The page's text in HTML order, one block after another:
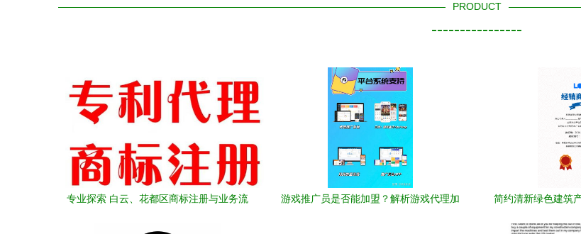
PRODUCT
----------------
专业探索 白云、花都区商标注册与业务流
游戏推广员是否能加盟？解析游戏代理加
简约清新绿色建筑